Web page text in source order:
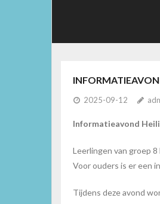
2025-09-12
Informatieavond
Leerlingen van groep
Voor ouders is er een
Tijdens deze avond